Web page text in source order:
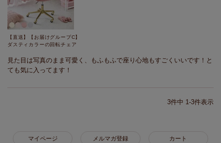
【直送】【お届けグループC】
ダスティカラーの回転チェア
見た目は写真のまま可愛く、もふもふで座り心地もすごくいいです！と
ても気に入ってます！
3件中 1-3件表示
マイページ メルマガ登録 カート